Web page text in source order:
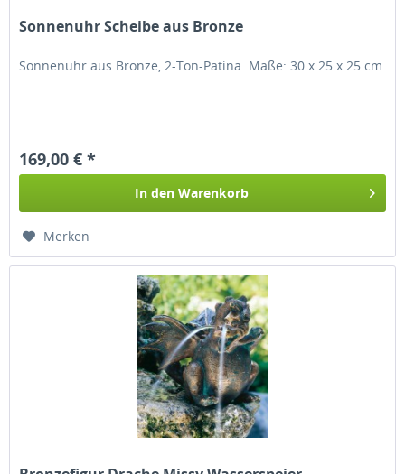
Sonnenuhr Scheibe aus Bronze
Sonnenuhr aus Bronze, 2-Ton-Patina. Maße: 30 x 25 x 25 cm
169,00 € *
In den Warenkorb
Merken